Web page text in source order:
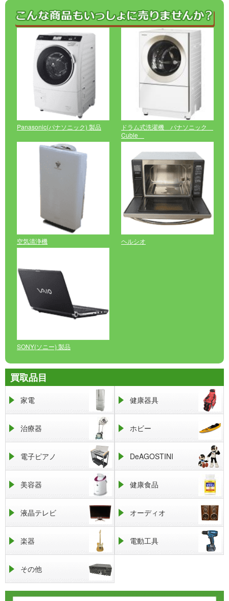
Panasonic(パナソニック) 製品
ドラム式洗濯機 パナソニック
Cuble
空気清浄機 ヘルシオ
SONY(ソニー) 製品
買取品目
家電 健康器具
治療器 ホビー
電子ピアノ DeAGOSTINI
美容器 健康食品
液晶テレビ オーディオ
楽器 電動工具
その他